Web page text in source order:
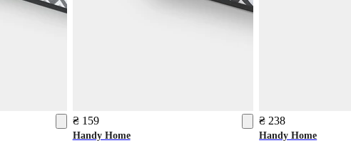
₴ 159
Handy Home
₴ 238
Handy Home